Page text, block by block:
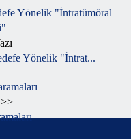
Yönelik "İntrat...
>>